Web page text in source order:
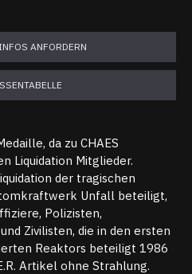
ANFORDERN
da zu CHAES
Liquidation Mitglieder.
der tragischen
Unfall beteiligt,
Polizisten,
Zivilisten, die in den ersten
Reaktors beteiligt 1986
Artikel ohne Strahlung.